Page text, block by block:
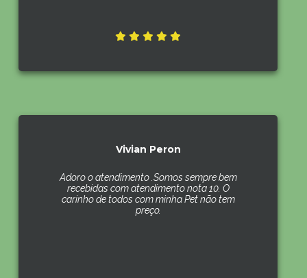
Vivian Peron
Adoro o atendimento .Somos sempre bem
recebidas com atendimento nota 10. O
carinho de todos com minha Pet não tem
preço.